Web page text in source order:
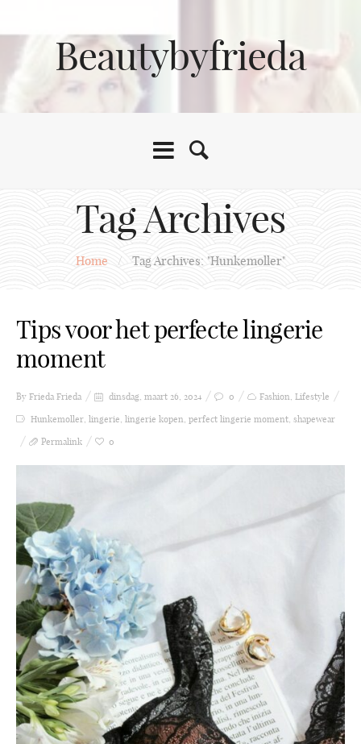
Beautybyfrieda
Tag Archives
Home / Tag Archives: "Hunkemoller"
Tips voor het perfecte lingerie
moment
By Frieda Frieda dinsdag, maart 26, 2024 0 Fashion, Lifestyle
Hunkemoller, lingerie, lingerie kopen, perfect lingerie moment, shapewear
Permalink
0